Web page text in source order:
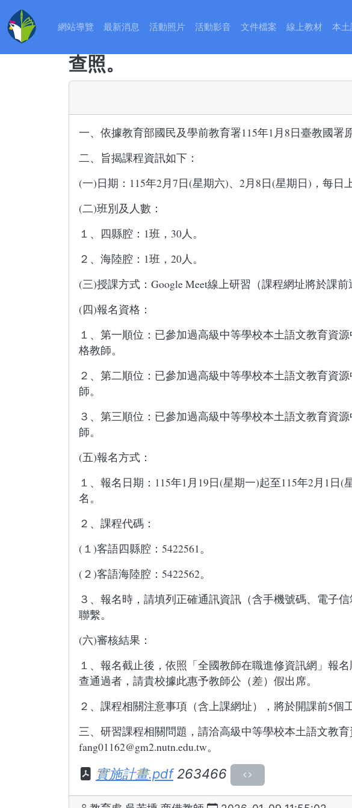
網站導覽 最新消息 活動照片 活動影音 文件檔案 線上教材 本
訓實施計畫─115年客語認證加強
查照。
一、依據教育部國民及學前教育署115年1月8日臺教國署
二、旨揭課程資訊如下：
(一)日期：115年2月7日(星期六)、2月8日(星期日)，每日
(二)班別及人數：
１、四縣腔：1班，30人。
２、海陸腔：1班，20人。
(三)授課方式：Google Meet線上研習（課程網址將於課前
(四)報名資格：
１、第一順位：已參加過高級中等學校本土語文教育資
格教師。
２、第二順位：已參加過高級中等學校本土語文教育資
師。
３、第三順位：已參加過高級中等學校本土語文教育資
師。
(五)報名方式：
１、報名日期：115年1月19日(星期一)起至115年2月1日
名。
２、課程代碼：
(１)客語四縣腔：5422561。
(２)客語海陸腔：5422562。
３、報名時，請填列正確通訊資訊（含手機號碼、電子
聯繫。
(六)審核結果：
１、報名截止後，依照「全國教師在職進修資訊網」報
查通過者，請貴校據此惠予教師公（差）假出席。
２、課程相關注意事項（含上課網址），將於開課前5個
三、研習課程相關問題，請洽高級中等學校本土語文教
fang01162@gm2.nutn.edu.tw。
實施計畫.pdf 263466